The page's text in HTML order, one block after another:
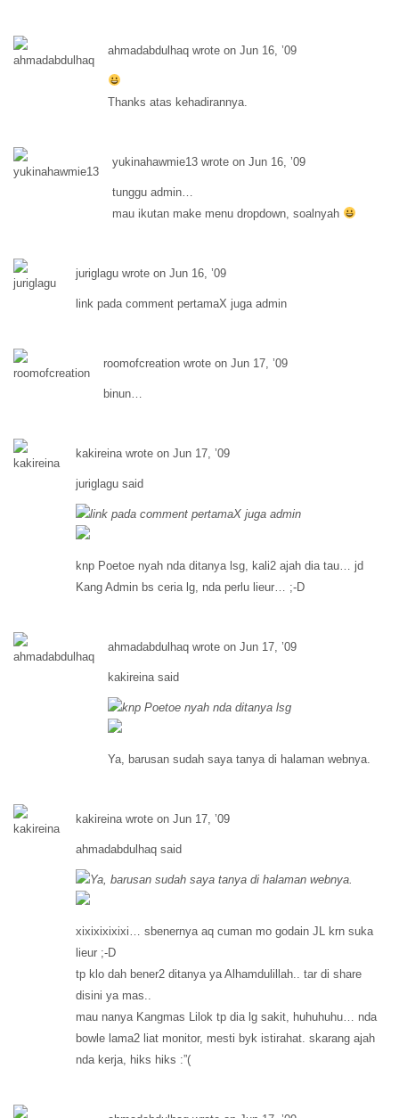
ahmadabdulhaq wrote on Jun 16, ’09
Thanks atas kehadirannya.
yukinahawmie13 wrote on Jun 16, ’09
tunggu admin…
mau ikutan make menu dropdown, soalnyah
juriglagu wrote on Jun 16, ’09
link pada comment pertamaX juga admin
roomofcreation wrote on Jun 17, ’09
binun…
kakireina wrote on Jun 17, ’09
juriglagu said
link pada comment pertamaX juga admin
knp Poetoe nyah nda ditanya lsg, kali2 ajah dia tau… jd
Kang Admin bs ceria lg, nda perlu lieur… ;-D
ahmadabdulhaq wrote on Jun 17, ’09
kakireina said
knp Poetoe nyah nda ditanya lsg
Ya, barusan sudah saya tanya di halaman webnya.
kakireina wrote on Jun 17, ’09
ahmadabdulhaq said
Ya, barusan sudah saya tanya di halaman webnya.
xixixixixixi… sbenernya aq cuman mo godain JL krn suka
lieur ;-D
tp klo dah bener2 ditanya ya Alhamdulillah.. tar di share
disini ya mas..
mau nanya Kangmas Lilok tp dia lg sakit, huhuhuhu… nda
bowle lama2 liat monitor, mesti byk istirahat. skarang ajah
nda kerja, hiks hiks :”(